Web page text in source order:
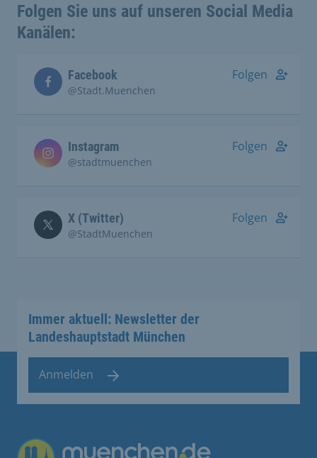
Folgen Sie uns auf unseren Social Media
Kanälen:
Facebook
@Stadt.Muenchen
Folgen
Instagram
@stadtmuenchen
Folgen
X (Twitter)
@StadtMuenchen
Folgen
Immer aktuell: Newsletter der
Landeshauptstadt München
Anmelden